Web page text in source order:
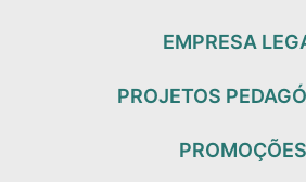
EMPRESA
PROJETOS
PROMOÇÕES